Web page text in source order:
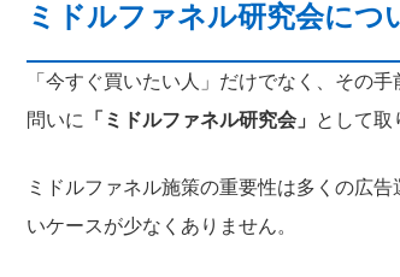
ミドルファネル研究会につ
「今すぐ買いたい人」だけでなく、その
問いに
「ミドルファネル研究会」 として取
ミドルファネル施策の重要性は多くの広
いケースが少なくありません。